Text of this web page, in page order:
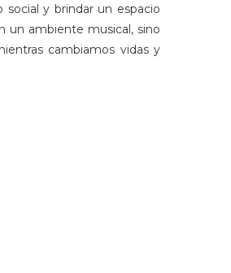
y brindar un espacio
un ambiente musical, sino
cambiamos vidas y